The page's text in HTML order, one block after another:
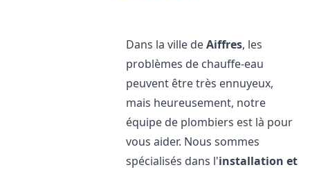
Dans la ville deAiffres, les
problèmes de chauffe-eau
peuvent être très ennuyeux,
mais heureusement, notre
équipe de plombiers est là pour
vous aider. Nous sommes
spécialisés dans l'installation et